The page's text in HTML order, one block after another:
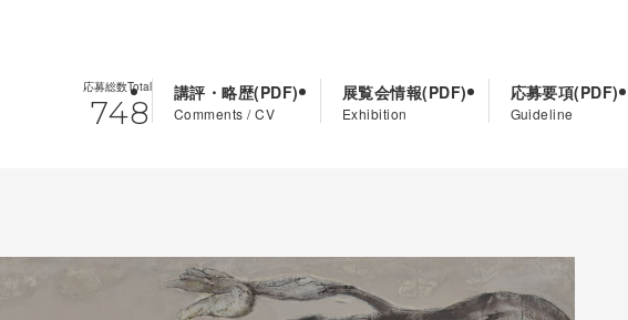
応募総数Total
748
講評・略歴
Comments / CV
展覧会情報
Exhibition
応募要項
Guideline